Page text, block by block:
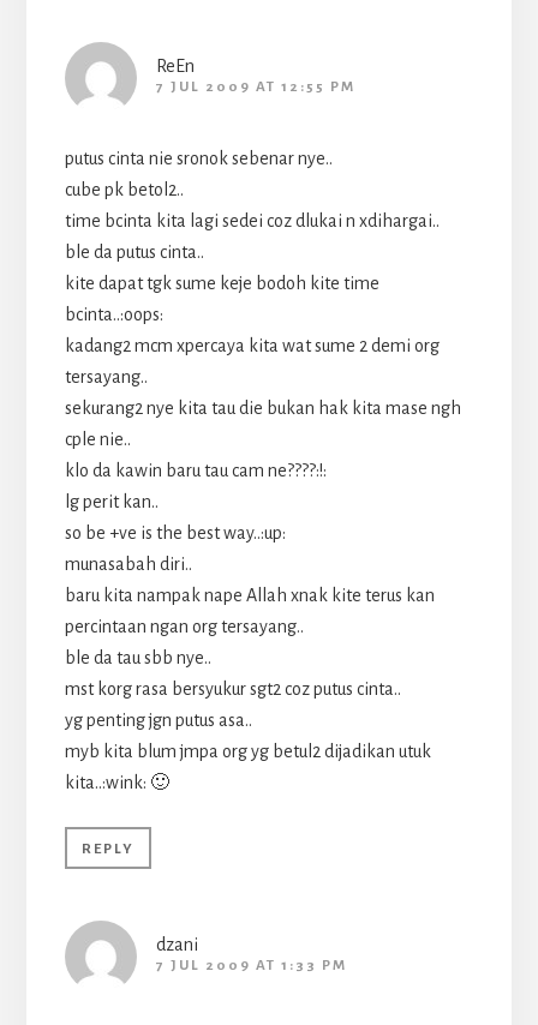
ReEn
7 JUL 2009 AT 12:55 PM
putus cinta nie sronok sebenar nye..
cube pk betol2..
time bcinta kita lagi sedei coz dlukai n xdihargai..
ble da putus cinta..
kite dapat tgk sume keje bodoh kite time
bcinta..:oops:
kadang2 mcm xpercaya kita wat sume 2 demi org
tersayang..
sekurang2 nye kita tau die bukan hak kita mase ngh
cple nie..
klo da kawin baru tau cam ne????:!:
lg perit kan..
so be +ve is the best way..:up:
munasabah diri..
baru kita nampak nape Allah xnak kite terus kan
percintaan ngan org tersayang..
ble da tau sbb nye..
mst korg rasa bersyukur sgt2 coz putus cinta..
yg penting jgn putus asa..
myb kita blum jmpa org yg betul2 dijadikan utuk
kita..:wink: 🙂
REPLY
dzani
7 JUL 2009 AT 1:33 PM